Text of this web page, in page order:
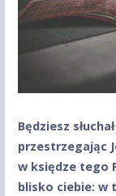
Będziesz
przestrzegając
w księdze tego
blisko ciebie: w